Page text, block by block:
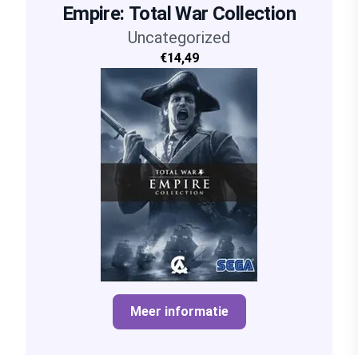
Empire: Total War Collection
Uncategorized
€14,49
Meer informatie